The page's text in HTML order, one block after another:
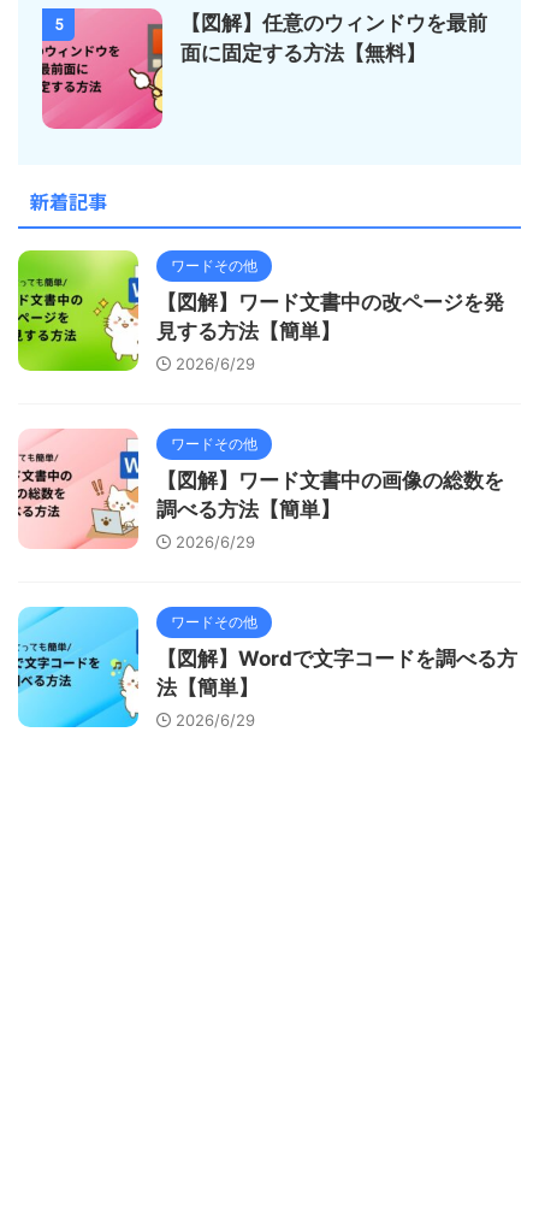
5
【図解】任意のウィンドウを最前
面に固定する方法【無料】
新着記事
ワードその他
【図解】ワード文書中の改ページを発
見する方法【簡単】
2026/6/29
ワードその他
【図解】ワード文書中の画像の総数を
調べる方法【簡単】
2026/6/29
ワードその他
【図解】Wordで文字コードを調べる方
法【簡単】
2026/6/29